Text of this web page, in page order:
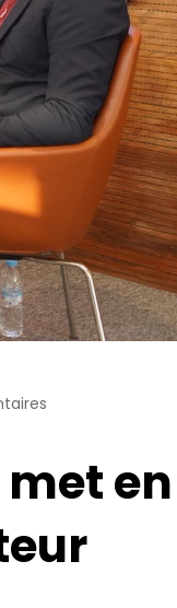
en